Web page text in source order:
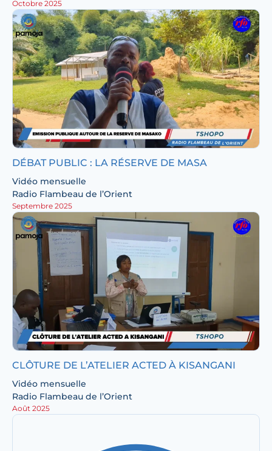
Octobre 2025
DÉBAT PUBLIC : LA RÉSERVE DE MASA
Vidéo mensuelle
Radio Flambeau de l’Orient
Septembre 2025
CLÔTURE DE L’ATELIER ACTED À KISANGANI
Vidéo mensuelle
Radio Flambeau de l’Orient
Août 2025